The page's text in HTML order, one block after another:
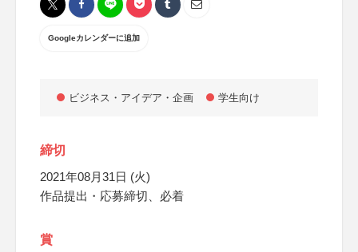
Googleカレンダーに追加
ビジネス・アイデア・企画 学生向け
締切
2021年08月31日 (火)
作品提出・応募締切、必着
賞